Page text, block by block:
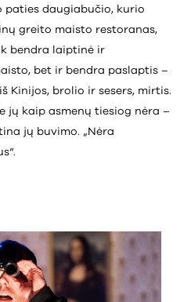
paties daugiabučio, kurio
greito maisto restoranas,
bendra laiptinė ir
bet ir bendra paslaptis –
Kinijos, brolio ir sesers, mirtis.
jų kaip asmenų tiesiog nėra –
jų buvimo. „Nėra